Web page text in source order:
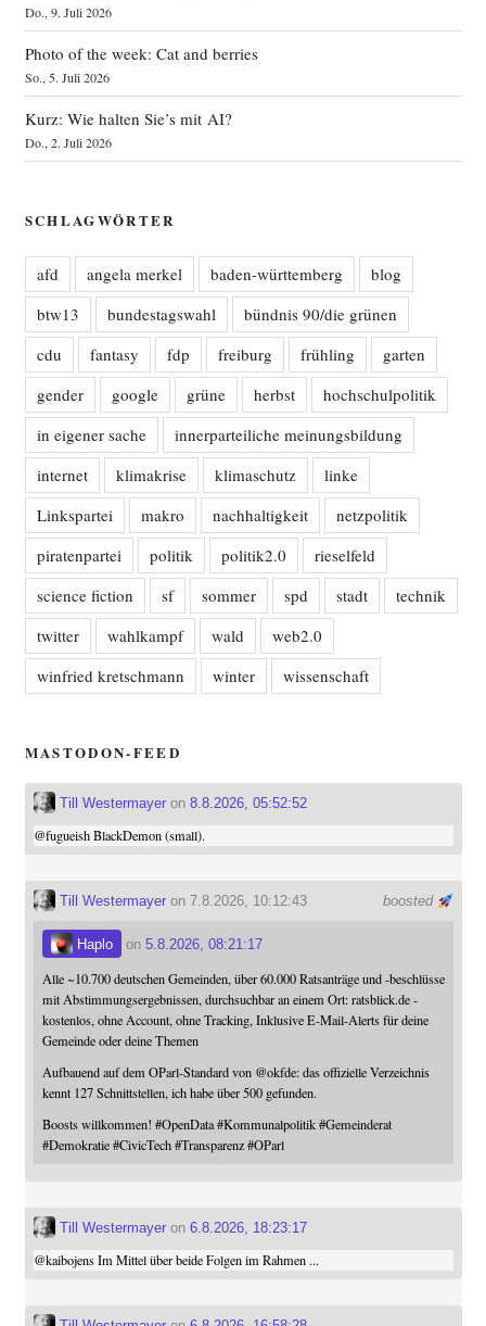
Do., 9. Juli 2026
Photo of the week: Cat and berries
So., 5. Juli 2026
Kurz: Wie halten Sie’s mit AI?
Do., 2. Juli 2026
SCHLAGWÖRTER
afd angela merkel baden-württemberg
blog
btw13
bundestagswahl
bündnis 90/die grünen
cdu
fantasy fdp freiburg frühling
garten
gender
google grüne herbst
hochschulpolitik
in eigener sache
innerparteiliche meinungsbildung
internet
klimakrise klimaschutz
linke
Linkspartei
makro nachhaltigkeit
netzpolitik
piratenpartei
politik politik2.0
rieselfeld
science fiction
sf sommer spd stadt
technik
twitter
wahlkampf wald
web2.0
winfried kretschmann
winter wissenschaft
MASTODON-FEED
Till Westermayeron 8.8.2026, 05:52:52
@fugueishBlackDemon (small).
boosted
Till Westermayeron 7.8.2026, 10:12:43
Haplo on 5.8.2026, 08:21:17
Alle ~10.700 deutschen Gemeinden, über 60.000 Ratsanträge und -beschlüsse
mit Abstimmungsergebnissen, durchsuchbar an einem Ort: ratsblick.de -
kostenlos, ohne Account, ohne Tracking, Inklusive E-Mail-Alerts für deine
Gemeinde oder deine Themen
Aufbauend auf dem OParl-Standard von @okfde: das offizielle Verzeichnis
kennt 127 Schnittstellen, ich habe über 500 gefunden.
Boosts willkommen! #OpenData #Kommunalpolitik #Gemeinderat
#Demokratie #CivicTech #Transparenz #OParl
Till Westermayeron 6.8.2026, 18:23:17
@kaibojensIm Mittel über beide Folgen im Rahmen ...